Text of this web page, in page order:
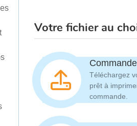
Votre fichier au
Téléchargez
prêt à
commande.